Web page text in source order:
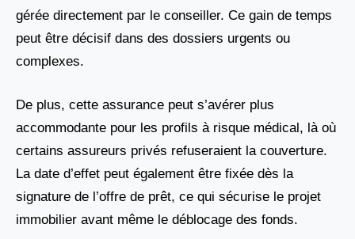
gérée directement par le conseiller. Ce gain de temps
peut être décisif dans des dossiers urgents ou
complexes.
De plus, cette assurance peut s’avérer plus
accommodante pour les profils à risque médical, là où
certains assureurs privés refuseraient la couverture.
La date d’effet peut également être fixée dès la
signature de l’offre de prêt, ce qui sécurise le projet
immobilier avant même le déblocage des fonds.